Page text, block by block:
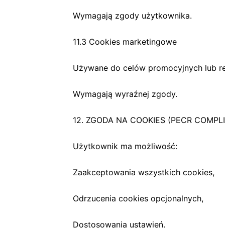
Wymagają zgody użytkownika.
11.3 Cookies marketingowe
Używane do celów promocyjnych lub
Wymagają wyraźnej zgody.
12. ZGODA NA COOKIES (PECR
Użytkownik ma możliwość:
Zaakceptowania wszystkich cookies,
Odrzucenia cookies opcjonalnych,
Dostosowania ustawień.